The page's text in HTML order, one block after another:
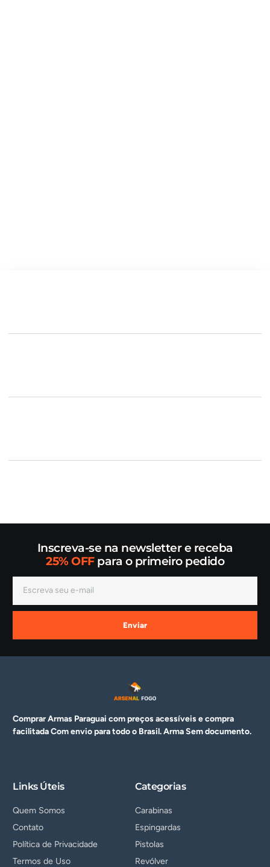
Inscreva-se na newsletter e receba
25% OFFpara o primeiro pedido
Enviar
Comprar Armas Paraguai com preços acessíveis e compra
facilitada Com envio para todo o Brasil. ArmaSem documento.
Links Úteis
Quem Somos
Contato
Política de Privacidade
Termos de Uso
Categorias
Carabinas
Espingardas
Pistolas
Revólver